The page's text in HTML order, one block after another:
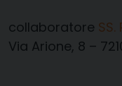
collaboratore
Via Arione, 8 –